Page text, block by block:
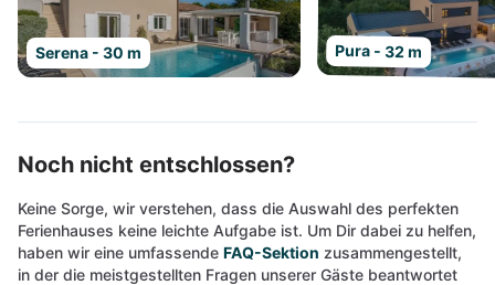
Serena - 30 m Pura - 32 m
Noch nicht entschlossen?
Keine Sorge, wir verstehen, dass die Auswahl des perfekten
Ferienhauses keine leichte Aufgabe ist. Um Dir dabei zu helfen,
haben wir eine umfassende FAQ-Sektion zusammengestellt,
in der die meistgestellten Fragen unserer Gäste beantwortet